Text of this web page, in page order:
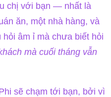
chị với bạn — nhất là
ăn, một nhà hàng, và
âm ỉ mà chưa biết hỏi
mà cuối tháng vẫn
sẽ chạm tới bạn, bởi vì